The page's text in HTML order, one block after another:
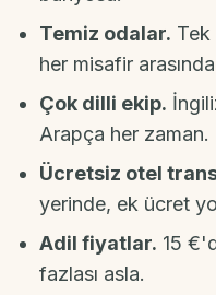
Temiz odalar. Tek
her misafir
Çok dilli ekip.
Arapça her zaman.
Ücretsiz otel
yerinde, ek ücret
Adil fiyatlar. 15
fazlası asla.